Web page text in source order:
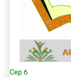
Сер 6